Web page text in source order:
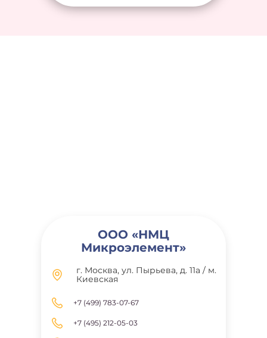
ООО «НМЦ
Микроэлемент»
г. Москва, ул. Пырьева, д. 11а / м.
Киевская
+7 (499) 783-07-67
+7 (495) 212-05-03